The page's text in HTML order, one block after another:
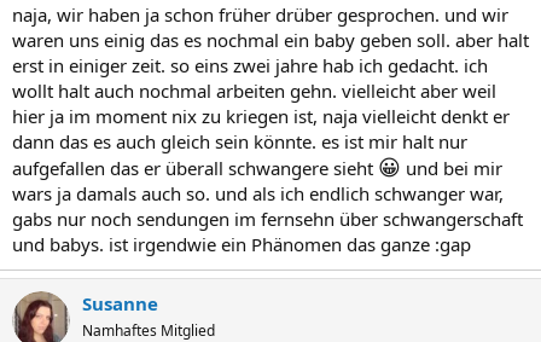
naja, wir haben ja schon früher drüber gesprochen. und wir
waren uns einig das es nochmal ein baby geben soll. aber halt
erst in einiger zeit. so eins zwei jahre hab ich gedacht. ich
wollt halt auch nochmal arbeiten gehn. vielleicht aber weil
hier ja im moment nix zu kriegen ist, naja vielleicht denkt er
dann das es auch gleich sein könnte. es ist mir halt nur
aufgefallen das er überall schwangere sieht 😀 und bei mir
wars ja damals auch so. und als ich endlich schwanger war,
gabs nur noch sendungen im fernsehn über schwangerschaft
und babys. ist irgendwie ein Phänomen das ganze :gap
Susanne
Namhaftes Mitglied